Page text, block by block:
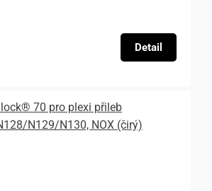
Detail
70 pro plexi přileb
N129/N130, NOX (čirý)